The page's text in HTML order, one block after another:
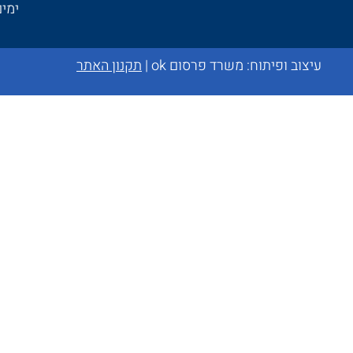
ימים
עיצוב ופיתוח: משרד פרסום ok |תקנון האתר